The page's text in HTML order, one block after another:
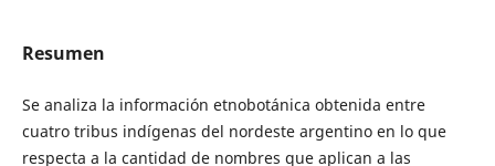
Resumen
Se analiza la información etnobotánica obtenida entre
cuatro tribus indígenas del nordeste argentino en lo que
respecta a la cantidad de nombres que aplican a las